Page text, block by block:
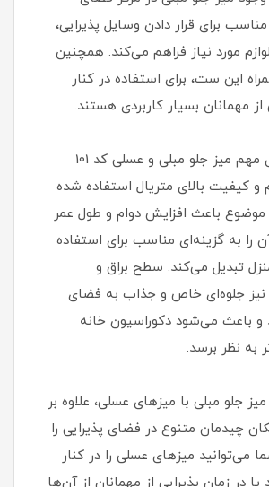
برای قرار دادن وسایل پذیرایی،
مورد نیاز فراهم می‌کند. همچنین
این ست، برای استفاده در کنار
از مهمانان بسیار کاربردی هستند.
یکی از ویژگی‌های مهم میز جلو مبلی و عسلی کد 101
کیفیت بالای متریال استفاده شده
باعث افزایش دوام و طول عمر
به گزینه‌ای مناسب برای استفاده
تبدیل می‌کند. سطح براق و
نیز جلوه‌ای خاص و جذاب به فضای
باعث می‌شود دکوراسیون خانه
به نظر برسد.
میز جلو مبلی با میزهای عسلی، علاوه بر
چیدمان متنوع در فضای پذیرایی را
می‌توانید میزهای عسلی را در کنار
یا در زمان پذیرایی از مهمانان از آن‌ها